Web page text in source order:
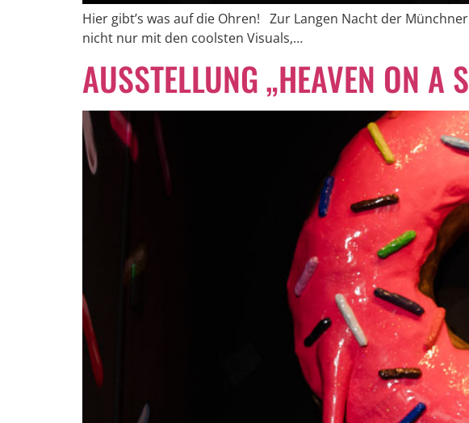
Hier gibt’s was auf die Ohren! Zur Langen Nacht der
nicht nur mit den coolsten Visuals,…
AUSSTELLUNG „HEAVEN ON A